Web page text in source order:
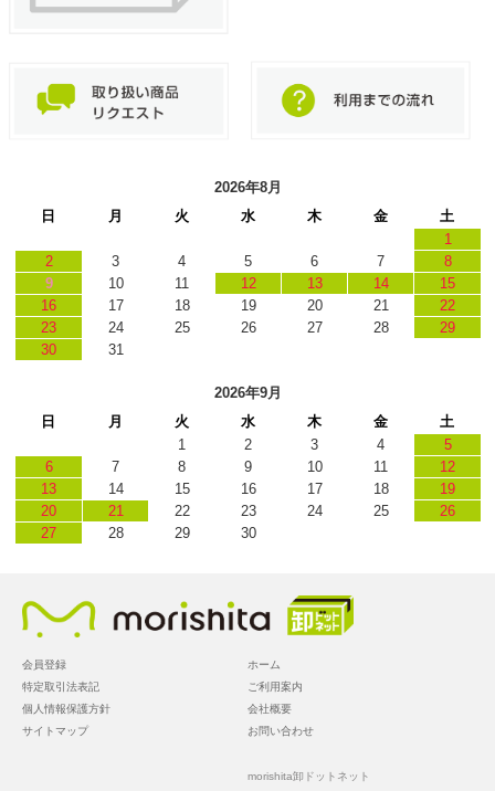
2026年8月
日
月 火 水 木 金
土
1
2
3 4 5 6 7
8
9
10 11 12 13 14
15
16
17 18 19 20 21
22
23
24 25 26 27 28
29
30
31
2026年9月
日
月 火 水 木 金
土
1
2 3 4
5
6
7 8 9 10 11
12
13
14 15 16 17 18
19
20
21 22 23 24 25
26
27
28 29 30
ホーム
ご利用案内
会社概要
お問い合わせ
会員登録
特定取引法表記
個人情報保護方針
サイトマップ
morishita卸ドットネット